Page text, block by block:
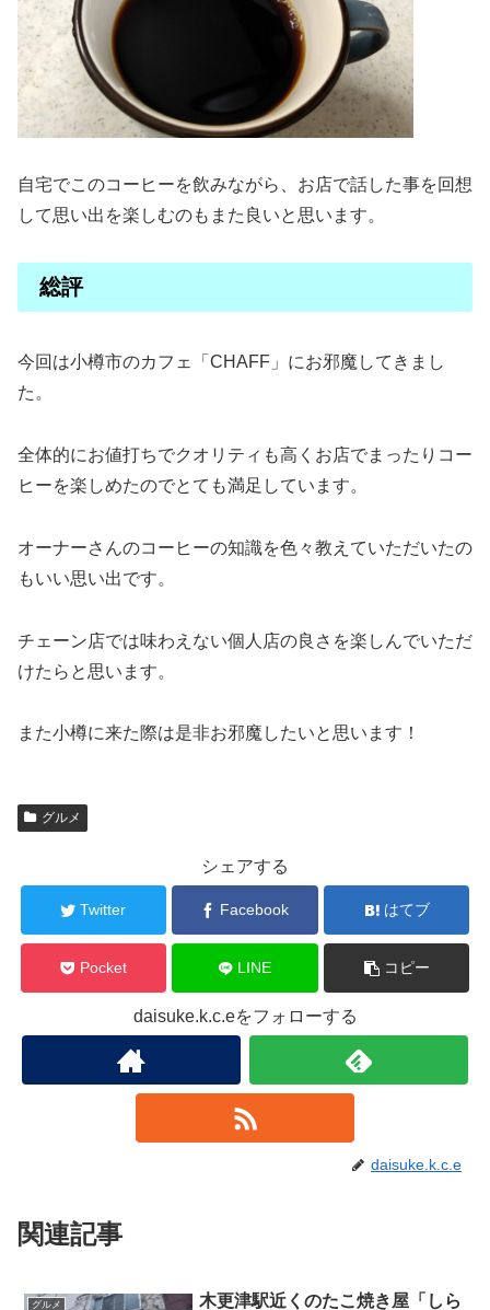
自宅でこのコーヒーを飲みながら、お店で話した事を回想
して思い出を楽しむのもまた良いと思います。
総評
今回は小樽市のカフェ「CHAFF」にお邪魔してきまし
た。
全体的にお値打ちでクオリティも高くお店でまったりコー
ヒーを楽しめたのでとても満足しています。
オーナーさんのコーヒーの知識を色々教えていただいたの
もいい思い出です。
チェーン店では味わえない個人店の良さを楽しんでいただ
けたらと思います。
また小樽に来た際は是非お邪魔したいと思います！
グルメ
シェアする
Twitter Facebook はてブ
Pocket LINE コピー
daisuke.k.c.eをフォローする
daisuke.k.c.e
関連記事
グルメ
木更津駅近くのたこ焼き屋「しら